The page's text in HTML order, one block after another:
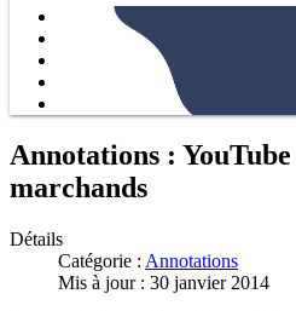
Annotations :
marchands
Détails
Catégorie : Annotations
Mis à jour : 30 janvier 2014